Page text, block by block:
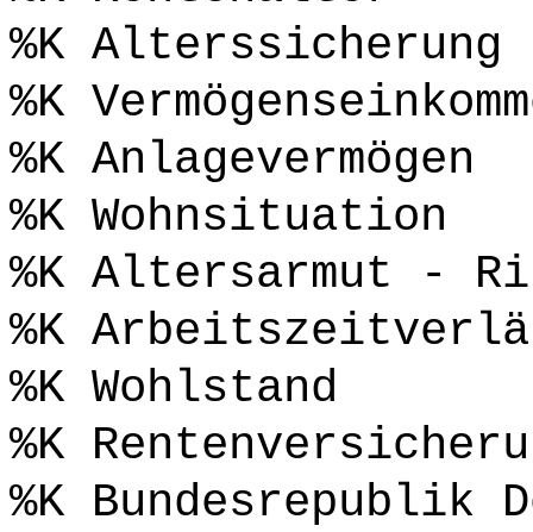
%K Alterssicherung
%K
%K Anlagevermögen
%K Wohnsituation
%K Altersarmut -
%K
%K Wohlstand
%K
%K Bundesrepublik